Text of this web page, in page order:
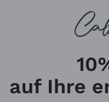
auf Ihre